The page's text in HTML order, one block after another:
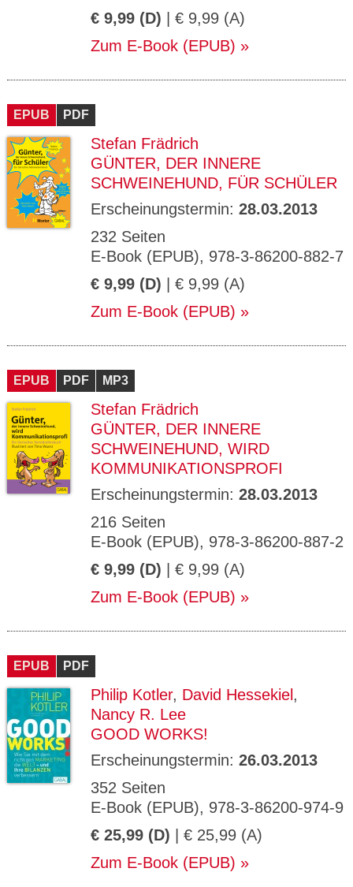
€ 9,99 (D) | € 9,99 (A)
Zum E-Book (EPUB)
EPUB PDF
Stefan Frädrich
GÜNTER, DER INNERE
SCHWEINEHUND, FÜR SCHÜLER
Erscheinungstermin: 28.03.2013
232 Seiten
E-Book (EPUB), 978-3-86200-882-7
€ 9,99 (D) | € 9,99 (A)
Zum E-Book (EPUB)
EPUB PDF MP3
Stefan Frädrich
GÜNTER, DER INNERE
SCHWEINEHUND, WIRD
KOMMUNIKATIONSPROFI
Erscheinungstermin: 28.03.2013
216 Seiten
E-Book (EPUB), 978-3-86200-887-2
€ 9,99 (D) | € 9,99 (A)
Zum E-Book (EPUB)
EPUB PDF
Philip Kotler, David Hessekiel ,
Nancy R. Lee
GOOD WORKS!
Erscheinungstermin: 26.03.2013
352 Seiten
E-Book (EPUB), 978-3-86200-974-9
€ 25,99 (D) | € 25,99 (A)
Zum E-Book (EPUB)